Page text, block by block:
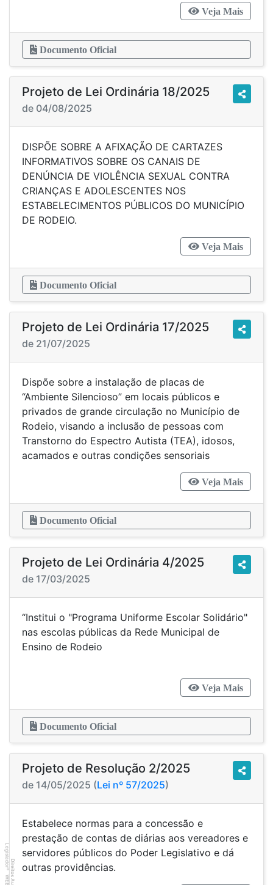
Veja Mais
Documento Oficial
Projeto de Lei Ordinária 18/2025
de 04/08/2025
DISPÕE SOBRE A AFIXAÇÃO DE CARTAZES
INFORMATIVOS SOBRE OS CANAIS DE
DENÚNCIA DE VIOLÊNCIA SEXUAL CONTRA
CRIANÇAS E ADOLESCENTES NOS
ESTABELECIMENTOS PÚBLICOS DO MUNICÍPIO
DE RODEIO.
Veja Mais
Documento Oficial
Projeto de Lei Ordinária 17/2025
de 21/07/2025
Dispõe sobre a instalação de placas de
“Ambiente Silencioso” em locais públicos e
privados de grande circulação no Município de
Rodeio, visando a inclusão de pessoas com
Transtorno do Espectro Autista (TEA), idosos,
acamados e outras condições sensoriais
Veja Mais
Documento Oficial
Projeto de Lei Ordinária 4/2025
de 17/03/2025
“Institui o "Programa Uniforme Escolar Solidário"
nas escolas públicas da Rede Municipal de
Ensino de Rodeio
Veja Mais
Documento Oficial
Projeto de Resolução 2/2025
de 14/05/2025 (Lei nº 57/2025)
Estabelece normas para a concessão e
prestação de contas de diárias aos vereadores e
servidores públicos do Poder Legislativo e dá
outras providências.
Legislador
®